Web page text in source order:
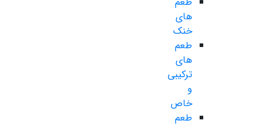
های
خنک
طعم
های
ترکیبی
و
خاص
طعم